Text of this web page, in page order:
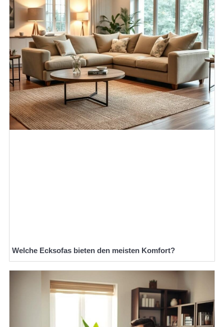
Welche Ecksofas bieten den meisten Komfort?